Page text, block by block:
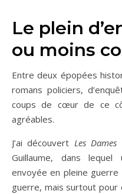
Le plein
ou moins
Entre deux épopées
romans policiers,
coups de cœur de ce
agréables.
J’ai découvert Les
Guillaume, dans
envoyée en pleine guerre
guerre, mais surtout pour